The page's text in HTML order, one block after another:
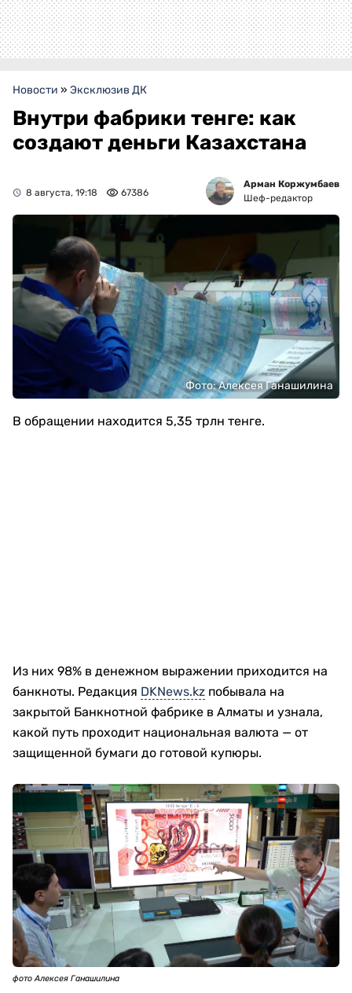
Новости » Эксклюзив ДК
Внутри фабрики тенге: как
создают деньги Казахстана
8 августа, 19:18 67386
Арман Коржумбаев
Шеф-редактор
Фото: Алексея Ганашилина
В обращении находится 5,35 трлн тенге.
Из них 98% в денежном выражении приходится на
банкноты. Редакция DKNews.kz побывала на
закрытой Банкнотной фабрике в Алматы и узнала,
какой путь проходит национальная валюта — от
защищенной бумаги до готовой купюры.
фото Алексея Ганашилина